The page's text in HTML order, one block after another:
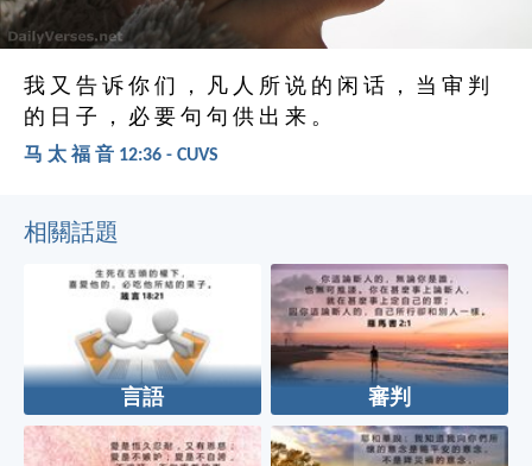
我 又 告 诉 你 们 ， 凡 人 所 说 的 闲 话 ， 当 审 判
的 日 子 ， 必 要 句 句 供 出 来 。
马 太 福 音 12:36 - CUVS
相關話題
言語 審判